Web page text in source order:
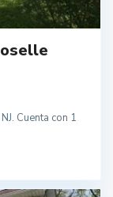
Cuenta con 1